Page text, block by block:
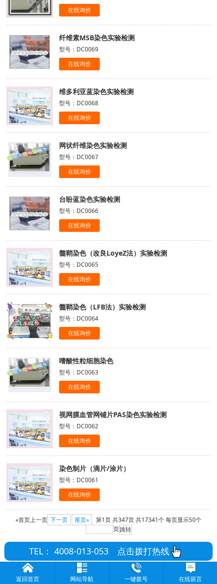
在线询价
纤维素MSB染色实验检测
型号：DC0069
在线询价
维多利亚蓝染色实验检测
型号：DC0068
在线询价
网状纤维染色实验检测
型号：DC0067
在线询价
台盼蓝染色实验检测
型号：DC0066
在线询价
髓鞘染色（改良LoyeZ法）实验检测
型号：DC0065
在线询价
髓鞘染色（LFB法）实验检测
型号：DC0064
在线询价
嗜酸性粒细胞染色
型号：DC0063
在线询价
视网膜血管网铺片PAS染色实验检测
型号：DC0062
在线询价
染色制片（滴片/涂片）
型号：DC0061
在线询价
«首页上一页 下一页 尾页» 第1页共347页共17341个每页显示50个
页
TEL： 4008-013-053点击拨打热线
返回首页 网站导航 一键拨号 在线留言